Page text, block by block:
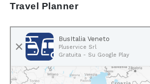
Travel Planner